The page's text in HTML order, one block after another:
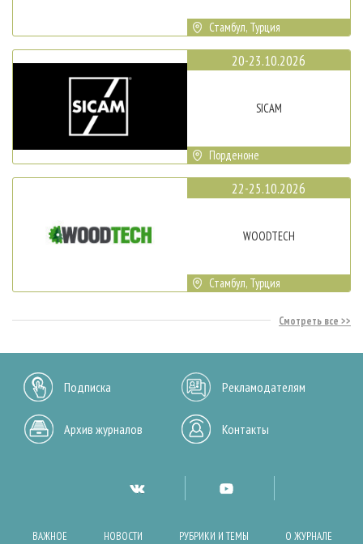
Стамбул, Турция
20-23.10.2026
SICAM
Порденоне
22-25.10.2026
WOODTECH
Стамбул, Турция
Смотреть все
Подписка Рекламодателям
Архив журналов Контакты
ВАЖНОЕ НОВОСТИ РУБРИКИ И ТЕМЫ О ЖУРНАЛЕ